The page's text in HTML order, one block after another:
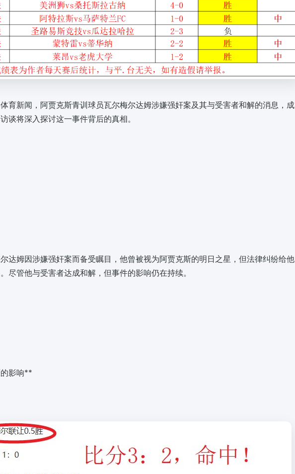
育新闻，阿贾克斯青训球员瓦尔梅尔达姆涉嫌强奸案及其与受害者和解的消息，成
谈将深入探讨这一事件背后的真相。
达姆因涉嫌强奸案而备受瞩目，他曾被视为阿贾克斯的明日之星，但法律纠纷给他
尽管他与受害者达成和解，但事件的影响仍在持续。
影响**